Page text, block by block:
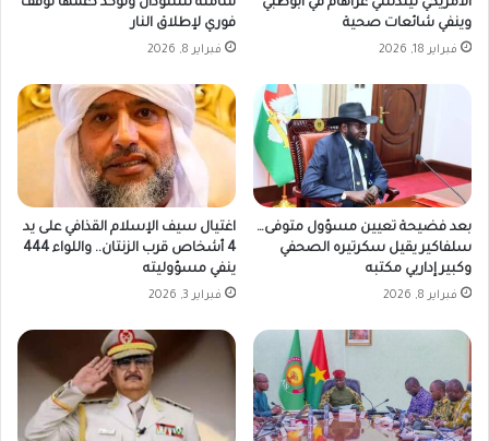
الأمريكي ليندسي غراهام في أبوظبي
وينفي شائعات صحية
فبراير 18, 2026
شاملة للسودان وتؤكد دعمها لوقف
فوري لإطلاق النار
فبراير 8, 2026
بعد فضيحة تعيين مسؤول متوفى…
سلفاكير يقيل سكرتيره الصحفي
وكبير إداريي مكتبه
فبراير 8, 2026
اغتيال سيف الإسلام القذافي على يد
4 أشخاص قرب الزنتان.. واللواء 444
ينفي مسؤوليته
فبراير 3, 2026